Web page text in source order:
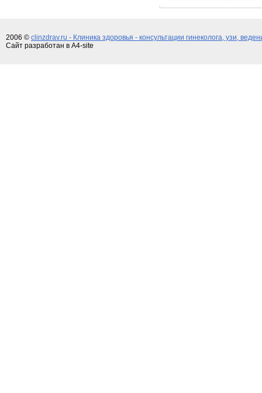
2006 © clinzdrav.ru - Клиника здоровья - консультации гинеколога, узи,
Сайт разработан в A4-site